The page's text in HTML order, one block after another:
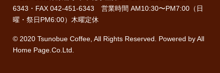
6343・FAX 042-451-6343 営業時間 AM10:30〜PM7:00（日
曜・祭日PM6:00）木曜定休
© 2020 Tsunobue Coffee, All Rights Reserved. Powered byAll
Home Page.Co.Ltd.